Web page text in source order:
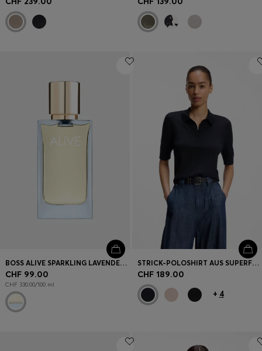
BOSS ALIVE SPARKLING LAVENDER EAU DE PARFUM 30 ML
CHF 99.00
CHF 330.00/100 ml
STRICK-POLOSHIRT AUS SUPERFEINER MERINOWOLLE
CHF 189.00
+ 4